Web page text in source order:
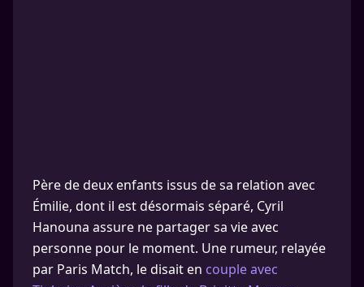
Père de deux enfants issus de sa relation avec
Émilie, dont il est désormais séparé, Cyril
Hanouna assure ne partager sa vie avec
personne pour le moment. Une rumeur, relayée
par Paris Match, le disait en couple avec